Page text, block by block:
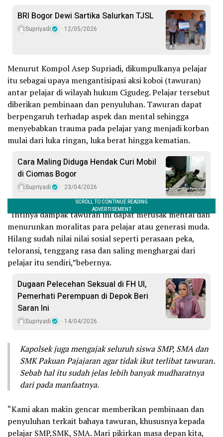
BRI Bogor Dewi Sartika Salurkan TJSL
Supriyadi 12/05/2026
Menurut Kompol Asep Supriadi, dikumpulkanya pelajar
itu sebagai upaya mengantisipasi aksi koboi (tawuran)
antar pelajar di wilayah hukum Cigudeg. Pelajar tersebut
diberikan pembinaan dan penyuluhan. Tawuran dapat
berpengaruh terhadap aspek dan mental sehingga
menyebabkan trauma pada pelajar yang menjadi korban
mulai dari luka ringan, luka berat hingga kematian.
Cara Maling Diduga Hendak Curi Mobil
di Ciomas Bogor
Supriyadi 23/04/2026
“Intinya dampak tawuran ini dapat merusak mental dan
menurunkan moralitas para pelajar atau generasi muda.
Hilang sudah nilai nilai sosial seperti perasaan peka,
teloransi, tenggang rasa dan saling menghargai dari
pelajar itu sendiri,”bebernya.
Dugaan Pelecehan Seksual di FH UI,
Pemerhati Perempuan di Depok Beri
Saran Ini
Supriyadi 14/04/2026
Kapolsek juga mengajak seluruh siswa SMP, SMA dan
SMK Pakuan Pajajaran agar tidak ikut terlibat tawuran.
Sebab hal itu sudah jelas lebih banyak mudharatnya
dari pada manfaatnya.
“Kami akan makin gencar memberikan pembinaan dan
penyuluhan terkait bahaya tawuran, khususnya kepada
pelajar SMP,SMK, SMA. Mari pikirkan masa depan kita,